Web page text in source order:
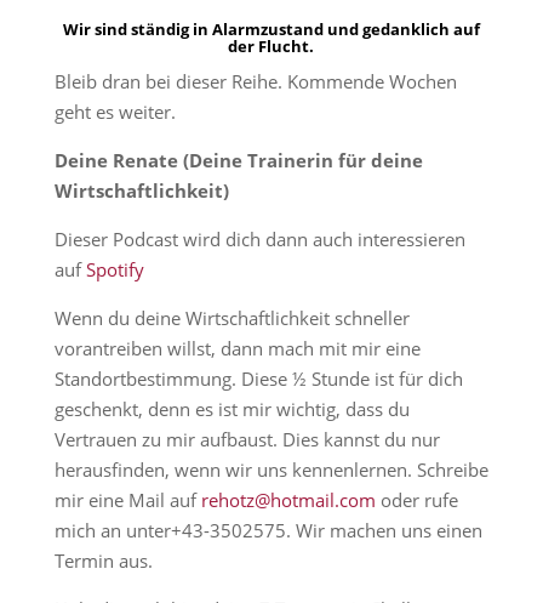
Wir sind ständig in Alarmzustand und gedanklich auf
der Flucht.
Bleib dran bei dieser Reihe. Kommende Wochen
geht es weiter.
Deine Renate (Deine Trainerin für deine
Wirtschaftlichkeit)
Dieser Podcast wird dich dann auch interessieren
aufSpotify
Wenn du deine Wirtschaftlichkeit schneller
vorantreiben willst, dann mach mit mir eine
Standortbestimmung. Diese ½ Stunde ist für dich
geschenkt, denn es ist mir wichtig, dass du
Vertrauen zu mir aufbaust. Dies kannst du nur
herausfinden, wenn wir uns kennenlernen. Schreibe
mir eine Mail auf rehotz@hotmail.com oder rufe
mich an unter+43-3502575. Wir machen uns einen
Termin aus.